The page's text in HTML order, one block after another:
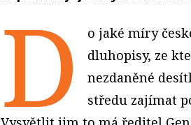
D
o jaké míry
dluhopisy, ze
nezdaněné
středu zajímat